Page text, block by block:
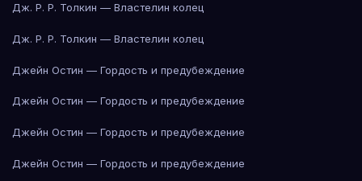
Дж. Р. Р. Толкин — Властелин колец
Дж. Р. Р. Толкин — Властелин колец
Джейн Остин — Гордость и предубеждение
Джейн Остин — Гордость и предубеждение
Джейн Остин — Гордость и предубеждение
Джейн Остин — Гордость и предубеждение